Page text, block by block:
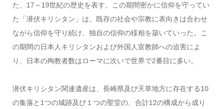
た、17～19世紀の歴史を表す。この期間密かに信仰を守ってい
た「潜伏キリシタン」は、既存の社会や宗教に表向きは合わせ
ながら信仰を守り続け、独自の信仰の様相を築いていった。こ
の期間の日本人キリシタンおよび外国人宣教師への迫害によ
り、日本の殉教者数はローマに次いで世界で2番目に多い。
潜伏キリシタン関連遺産は、長崎県及び天草地方に存在する10
の集落と1つの城跡及び１つの聖堂の、合計12の構成から成り